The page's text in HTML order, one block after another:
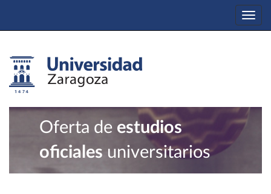
Oferta de estudios
oficiales universitarios